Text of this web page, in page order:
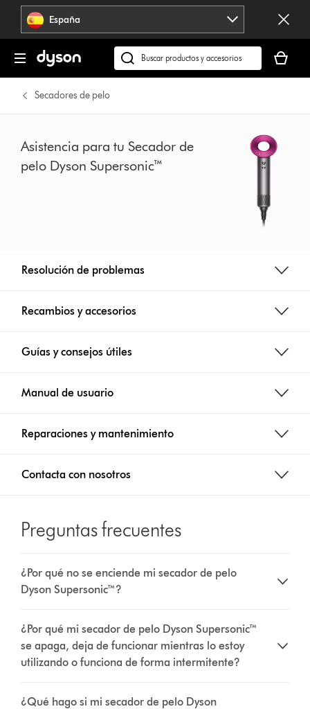
Omitir
navegación España
Buscar
en
cesta
está
Secadores de pelo
Asistencia para tu Secador de
pelo Dyson Supersonic™
Resolución de problemas
Recambios y accesorios
Guías y consejos útiles
Manual de usuario
Reparaciones y mantenimiento
Contacta con nosotros
Preguntas frecuentes
¿Por qué no se enciende mi secador de pelo
Dyson Supersonic™?
¿Por qué mi secador de pelo Dyson Supersonic™
se apaga, deja de funcionar mientras lo estoy
utilizando o funciona de forma intermitente?
¿Qué hago si mi secador de pelo Dyson